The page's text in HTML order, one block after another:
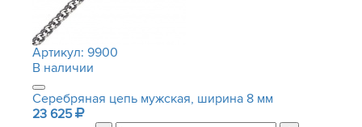
Артикул: 9900
В наличии
Серебряная цепь мужская, ширина 8 мм
23 625